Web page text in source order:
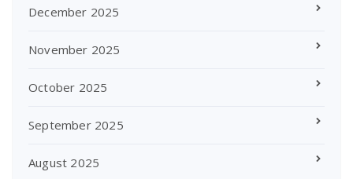
December 2025
November 2025
October 2025
September 2025
August 2025